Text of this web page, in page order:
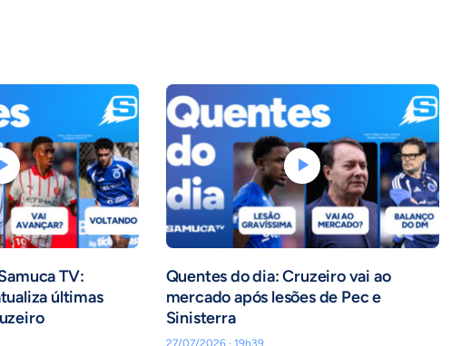
TV:
últimas
Quentes do dia: Cruzeiro vai ao
mercado após lesões de Pec e
Sinisterra
27/07/2026 · 19h39